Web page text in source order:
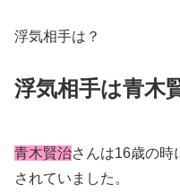
浮気相手は？
浮気相手は青木
青木賢治さんは16歳の時
されていました。